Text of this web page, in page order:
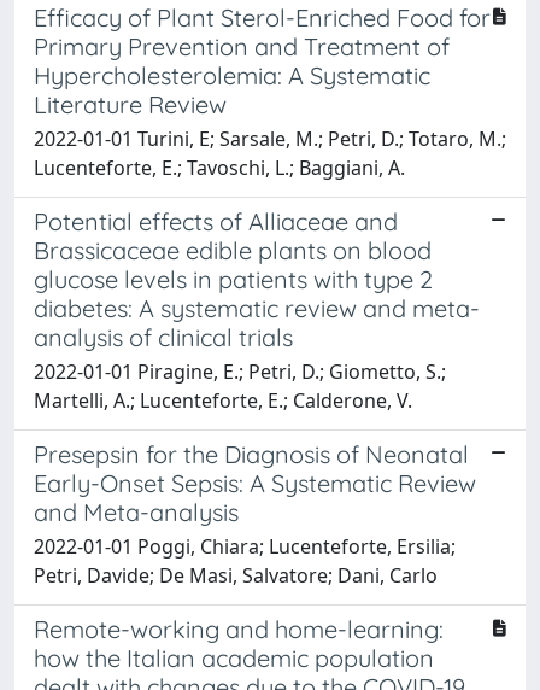
Efficacy of Plant Sterol-Enriched Food for
Primary Prevention and Treatment of
Hypercholesterolemia: A Systematic
Literature Review
2022-01-01 Turini, E; Sarsale, M.; Petri, D.; Totaro, M.;
Lucenteforte, E.; Tavoschi, L.; Baggiani, A.
Potential effects of Alliaceae and
Brassicaceae edible plants on blood
glucose levels in patients with type 2
diabetes: A systematic review and meta-
analysis of clinical trials
2022-01-01 Piragine, E.; Petri, D.; Giometto, S.;
Martelli, A.; Lucenteforte, E.; Calderone, V.
Presepsin for the Diagnosis of Neonatal
Early-Onset Sepsis: A Systematic Review
and Meta-analysis
2022-01-01 Poggi, Chiara; Lucenteforte, Ersilia;
Petri, Davide; De Masi, Salvatore; Dani, Carlo
Remote-working and home-learning:
how the Italian academic population